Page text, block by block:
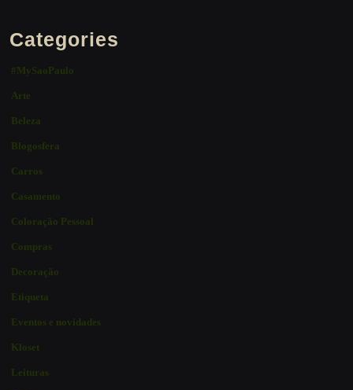
Categories
#MySaoPaulo
Arte
Beleza
Blogosfera
Carros
Casamento
Coloração Pessoal
Compras
Decoração
Etiqueta
Eventos e novidades
Kloset
Leituras